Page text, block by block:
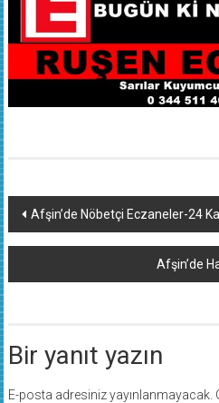
Yazı
dolaşımı
Afşin’de Nöbetçi Eczaneler-24
Afşin’de
Bir yanıt yazın
E-posta adresiniz yayınlanmayacak.